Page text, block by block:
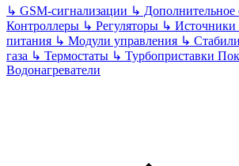
↳ GSM-сигнализации ↳ Дополнительное
Контроллеры ↳ Регуляторы ↳ Источники
питания ↳ Модули управления ↳
газа ↳ Термостаты ↳ Турбоприставки
Водонагреватели